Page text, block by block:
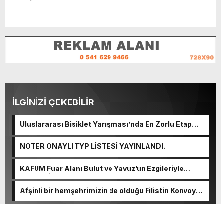
İLGİNİZİ ÇEKEBİLİR
Uluslararası Bisiklet Yarışması’nda En Zorlu Etap
NOTER ONAYLI TYP LİSTESİ YAYINLANDI.
KAFUM Fuar Alanı Bulut ve Yavuz’un Ezgileriyle
Şenlendi.
Afşinli bir hemşehrimizin de olduğu Filistin Konvoyu,
güçlenerek ilerliyor.